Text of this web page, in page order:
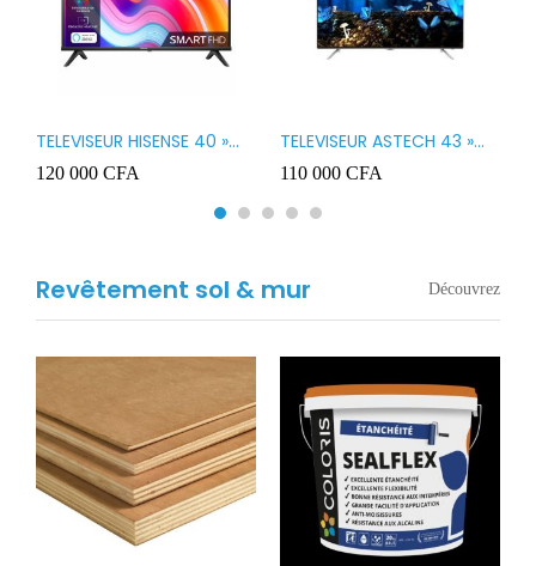
TELEVISEUR HISENSE 40 »
LED SMART VIDAA 40A4K
120 000 CFA
TELEVISEUR ASTECH 43 »
LED 43OD15
110 000 CFA
Revêtement sol & mur Découvrez